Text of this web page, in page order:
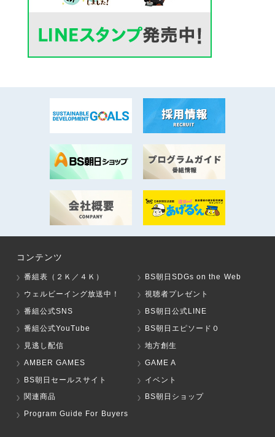
コンテンツ
番組表（２Ｋ／４Ｋ）
BS朝日SDGs on the Web
ウェルビーイング放送中！
視聴者プレゼント
番組公式SNS
BS朝日公式LINE
番組公式YouTube
BS朝日エピソード０
見逃し配信
地方創生
AMBER GAMES
GAME A
BS朝日セールスサイト
イベント
関連商品
BS朝日ショップ
Program Guide For Buyers